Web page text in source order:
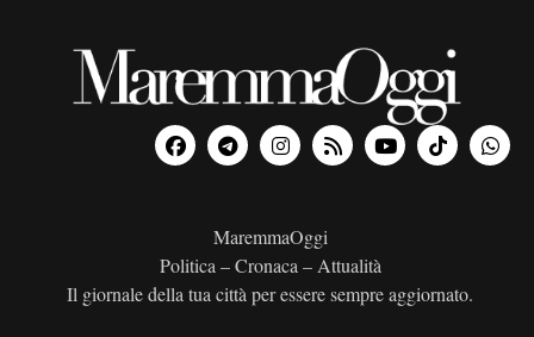
MaremmaOggi
Politica – Cronaca – Attualità
Il giornale della tua città per essere sempre aggiornato.